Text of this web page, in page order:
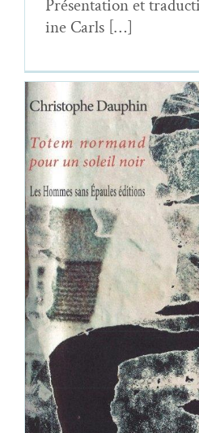
Présen­ta­tion et
ine Carls […]
Nimrod : Lettre à
propos deTotem
noir
Essais &